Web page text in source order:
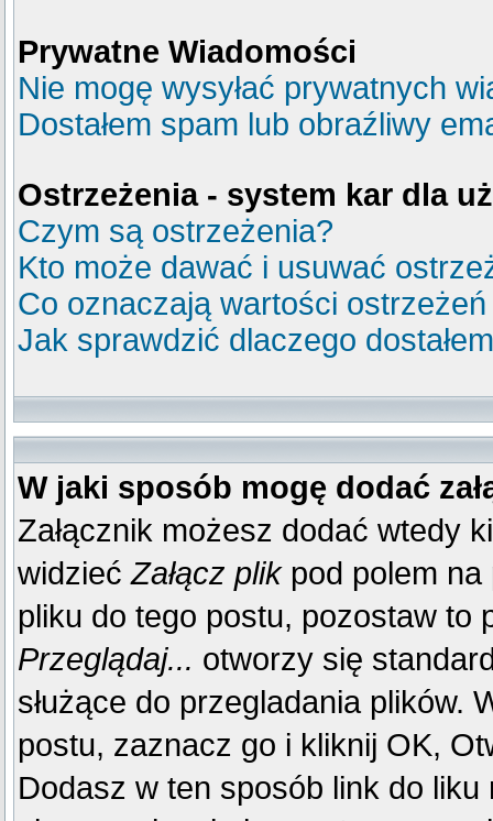
Prywatne Wiadomości
Nie mogę wysyłać prywatnych
Dostałem spam lub obraźliwy
Ostrzeżenia - system kar dla
Czym są ostrzeżenia?
Kto może dawać i usuwać
Co oznaczają wartości
Jak sprawdzić dlaczego
W jaki sposób mogę dodać
Załącznik możesz dodać wtedy
widziećZałącz plikpod polem na
pliku do tego postu, pozostaw to
Przeglądaj... otworzy się
służące do przegladania plików.
postu, zaznacz go i kliknij OK,
Dodasz w ten sposób link do